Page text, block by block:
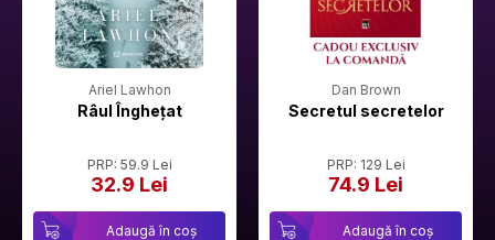
Ariel Lawhon
Râul Înghețat
PRP: 59.9 Lei
32.9 Lei
Adaugă în coș
Dan Brown
Secretul secretelor
PRP: 129 Lei
74.9 Lei
Adaugă în coș